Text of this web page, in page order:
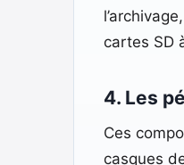
cartes SD
4. Les
Ces
casques